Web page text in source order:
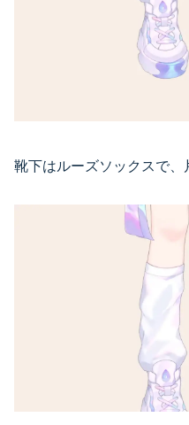
靴下はルーズソックスで、